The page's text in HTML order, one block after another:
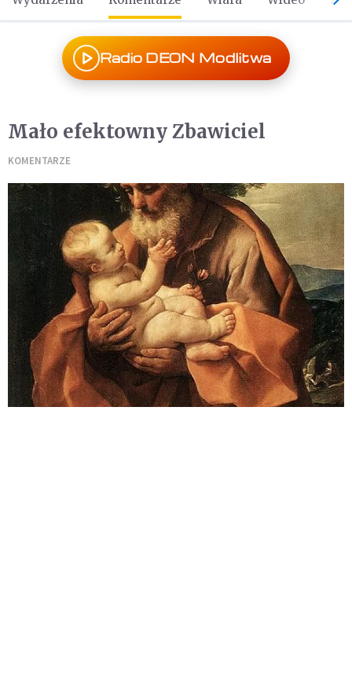
Radio DEON Modlitwa
Mało efektowny Zbawiciel
KOMENTARZE